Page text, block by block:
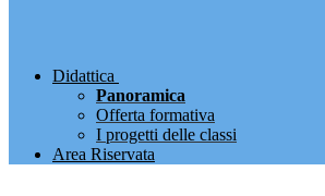
Didattica
Panoramica
Offerta formativa
I progetti delle classi
Area Riservata